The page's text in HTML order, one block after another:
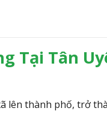
Tại Tân
lên thành phố, trở